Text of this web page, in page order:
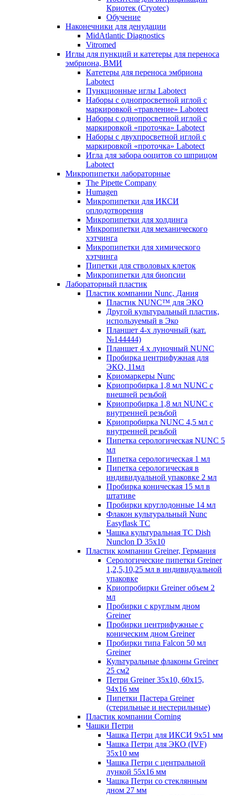
Криотек (Cryotec)
Обучение
Наконечники для денудации
MidAtlantic Diagnostics
Vitromed
Иглы для пункций и катетеры для переноса
эмбриона, ВМИ
Катетеры для переноса эмбриона
Labotect
Пункционные иглы Labotect
Наборы с однопросветной иглой с
маркировкой «травление» Labotect
Наборы с однопросветной иглой с
маркировкой «проточка» Labotect
Наборы с двухпросветной иглой с
маркировкой «проточка» Labotect
Игла для забора ооцитов со шприцом
Labotect
Микропипетки лабораторные
The Pipette Company
Humagen
Микропипетки для ИКСИ
оплодотворения
Микропипетки для холдинга
Микропипетки для механического
хэтчинга
Микропипетки для химического
хэтчинга
Пипетки для стволовых клеток
Микропипетки для биопсии
Лабораторный пластик
Пластик компании Nunc, Дания
Пластик NUNC™ для ЭКО
Другой культуральный пластик,
используемый в Эко
Планшет 4-х луночный (кат.
№144444)
Планшет 4 х луночный NUNC
Пробирка центрифужная для
ЭКО, 11мл
Криомаркеры Nunc
Криопробирка 1,8 мл NUNC с
внешней резьбой
Криопробирка 1,8 мл NUNC с
внутренней резьбой
Криопробирка NUNC 4,5 мл с
внутренней резьбой
Пипетка серологическая NUNC 5
мл
Пипетка серологическая 1 мл
Пипетка серологическая в
индивидуальной упаковке 2 мл
Пробирка коническая 15 мл в
штативе
Пробирки круглодонные 14 мл
Флакон культуральный Nunc
Easyflask TC
Чашка культуральная TC Dish
Nunclon D 35x10
Пластик компании Greiner, Германия
Серологические пипетки Greiner
1,2,5,10,25 мл в индивидуальной
упаковке
Криопробирки Greiner объем 2
мл
Пробирки с круглым дном
Greiner
Пробирки центрифужные с
коническим дном Greiner
Пробирки типа Falcon 50 мл
Greiner
Культуральные флаконы Greiner
25 см2
Петри Greiner 35х10, 60х15,
94х16 мм
Пипетки Пастера Greiner
(стерильные и нестерильные)
Пластик компании Corning
Чашки Петри
Чашка Петри для ИКСИ 9x51 мм
Чашка Петри для ЭКО (IVF)
35x10 мм
Чашка Петри с центральной
лункой 55x16 мм
Чашка Петри со стеклянным
дном 27 мм